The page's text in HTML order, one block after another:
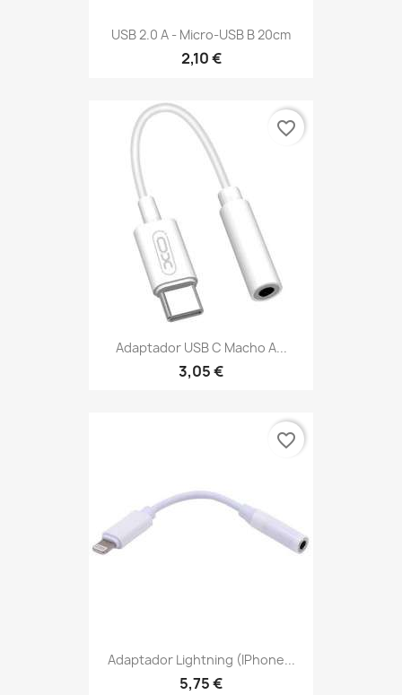
USB 2.0 A - Micro-USB B 20cm
2,10 €
Adaptador USB C Macho A...
3,05 €
favorite_border
Adaptador Lightning (iPhone...
5,75 €
favorite_border